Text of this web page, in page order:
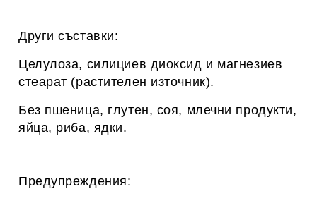
Други съставки:
Целулоза, силициев диоксид и магнезиев
стеарат (растителен източник).
Без пшеница, глутен, соя, млечни продукти,
яйца, риба, ядки.
Предупреждения: